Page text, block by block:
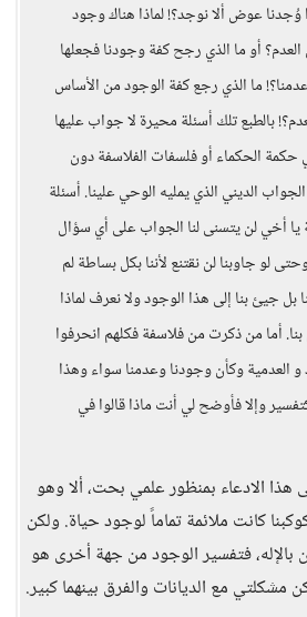
وُجدنا عوض ألا نوجد؟! لماذا هناك وجود
أو ما الذي رجح كفة وجودنا فجعلها
ما الذي رجع كفة الوجود من الأساس
بالطبع تلك أسئلة محيرة لا جواب عليها
الحكماء أو فلسفات الفلاسفة دون
الديني الذي يمليه الوحي علينا. أسئلة
يا أخي لن يتسنى لنا الجواب على أي سؤال
لو جاوبنا لن نقتنع لأننا بكل بساطة لم
بل جيئ بنا إلى هذا الوجود ولا نعرف لماذا
بنا. أما من ذكرت من فلاسفة فكلهم انحرفوا
و العدمية وكأن وجودنا وعدمنا سواء وهذا
وإلا فأوضح لي أنت ماذا قالوا في
هذا الادعاء بمنظور علمي بحت، ألا وهو
كانت ملائمة تماماً لوجود حياة. ولكن
بالإله، فتفسير الوجود من جهة أخرى هو
مشكلتي مع الديانات والفرق بينهما كبير.